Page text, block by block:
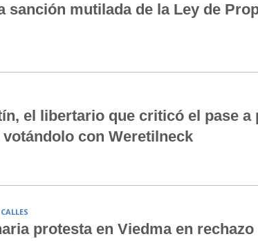
sanción mutilada de la Ley de
el libertario que criticó el pase a
con Weretilneck
protesta en Viedma en rechazo